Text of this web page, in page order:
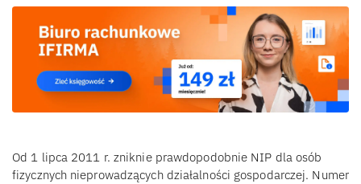
Od 1 lipca 2011 r. zniknie prawdopodobnie NIP dla osób
fizycznych nieprowadzących działalności gospodarczej. Numer